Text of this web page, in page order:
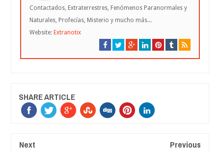
Contactados, Extraterrestres, Fenómenos Paranormales y
Naturales, Profecías, Misterio y mucho más...
Website: Extranotix
SHARE ARTICLE
Next Previous